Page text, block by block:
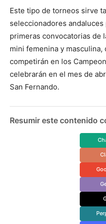
Este tipo de torneos sirve
seleccionadores
primeras convocatorias de
mini femenina y
competirán en los
celebrarán en el mes de
San Fernando.
Resumir este contenido